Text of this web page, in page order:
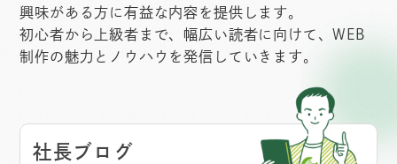
興味がある方に有益な内容を提供します。
初心者から上級者まで、幅広い読者に向けて、WEB
制作の魅力とノウハウを発信していきます。
社長ブログ